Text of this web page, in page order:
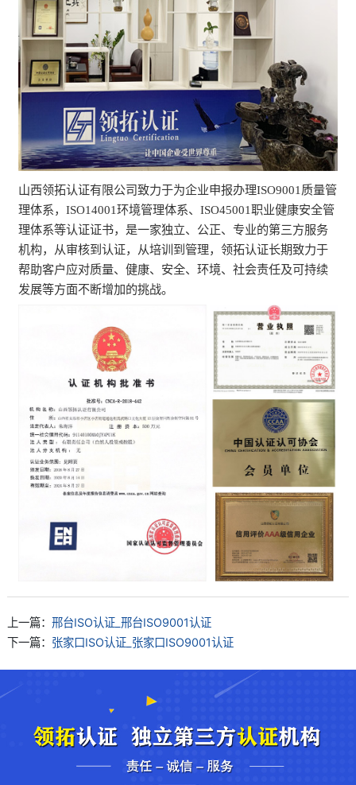
山西领拓认证有限公司致力于为企业申报办理ISO9001质量管
理体系，ISO14001环境管理体系、ISO45001职业健康安全管
理体系等认证证书，是一家独立、公正、专业的第三方服务
机构，从审核到认证，从培训到管理，领拓认证长期致力于
帮助客户应对质量、健康、安全、环境、社会责任及可持续
发展等方面不断增加的挑战。
上一篇： 邢台ISO认证_邢台ISO9001认证
下一篇： 张家口ISO认证_张家口ISO9001认证